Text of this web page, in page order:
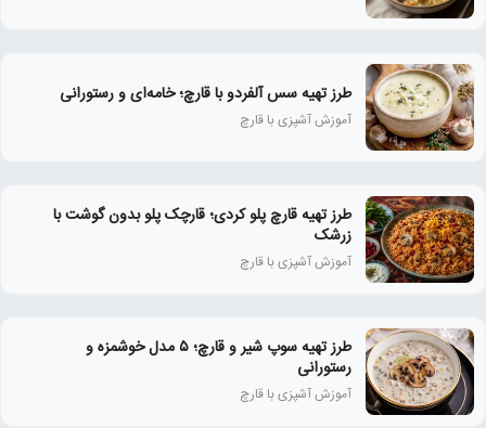
طرز تهیه سس آلفردو با قارچ؛ خامه‌ای و رستورانی
آموزش آشپزی با قارچ
طرز تهیه قارچ پلو کردی؛ قارچک پلو بدون گوشت با
زرشک
آموزش آشپزی با قارچ
طرز تهیه سوپ شیر و قارچ؛ ۵ مدل خوشمزه و
رستورانی
آموزش آشپزی با قارچ